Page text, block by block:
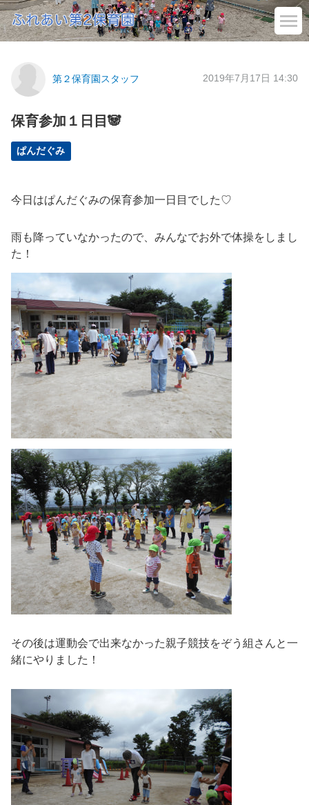
第２保育園スタッフ 2019年7月17日 14:30
保育参加１日目🐼
ぱんだぐみ
今日はぱんだぐみの保育参加一日目でした♡
雨も降っていなかったので、みんなでお外で体操をしまし
た！
その後は運動会で出来なかった親子競技をぞう組さんと一
緒にやりました！